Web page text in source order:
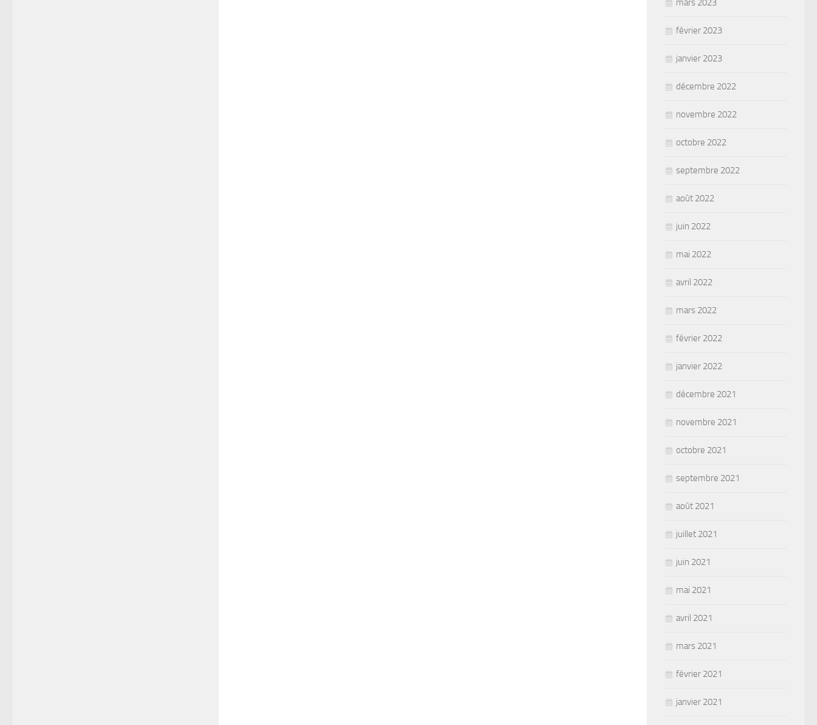
mars 2023
février 2023
janvier 2023
décembre 2022
novembre 2022
octobre 2022
septembre 2022
août 2022
juin 2022
mai 2022
avril 2022
mars 2022
février 2022
janvier 2022
décembre 2021
novembre 2021
octobre 2021
septembre 2021
août 2021
juillet 2021
juin 2021
mai 2021
avril 2021
mars 2021
février 2021
janvier 2021